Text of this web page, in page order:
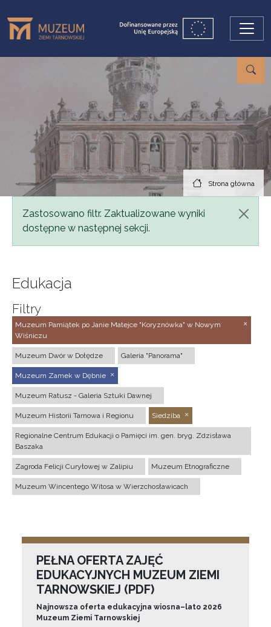
Strona główna
Komunikat
Zastosowano filtr. Zaktualizowane wyniki
dostępne w następnej sekcji.
Edukacja
Filtry
Muzeum Pamiątek po Janie Matejce "Koryznówka" w Nowym
Wiśniczu
Muzeum Dwór w Dołędze Galeria "Panorama"
Muzeum Zamek w Dębnie
Muzeum Ratusz - Galeria Sztuki Dawnej
Muzeum Historii Tarnowa i Regionu Siedziba
Regionalne Centrum Edukacji o Pamięci im. gen. bryg. Zdzisława
Baszaka
Zagroda Felicji Curyłowej w Zalipiu Muzeum Etnograficzne
Muzeum Wincentego Witosa w Wierzchosławicach
PEŁNA OFERTA ZAJĘĆ
EDUKACYJNYCH MUZEUM ZIEMI
TARNOWSKIEJ (PDF)
Najnowsza oferta edukacyjna wiosna–lato 2026
Muzeum Ziemi Tarnowskiej